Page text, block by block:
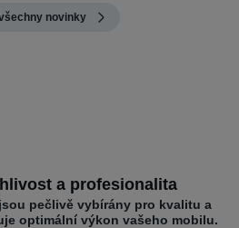
novinky
a profesionalita
pečlivě vybírány pro kvalitu a
optimální výkon vašeho mobilu.